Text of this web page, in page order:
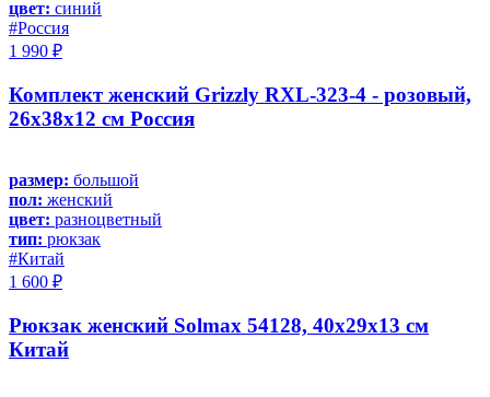
цвет: синий
#Россия
1 990 ₽
Комплект женский Grizzly RXL-323-4 - розовый,
26х38х12 см Россия
размер: большой
пол: женский
цвет: разноцветный
тип: рюкзак
#Китай
1 600 ₽
Рюкзак женский Solmax 54128, 40х29х13 см
Китай